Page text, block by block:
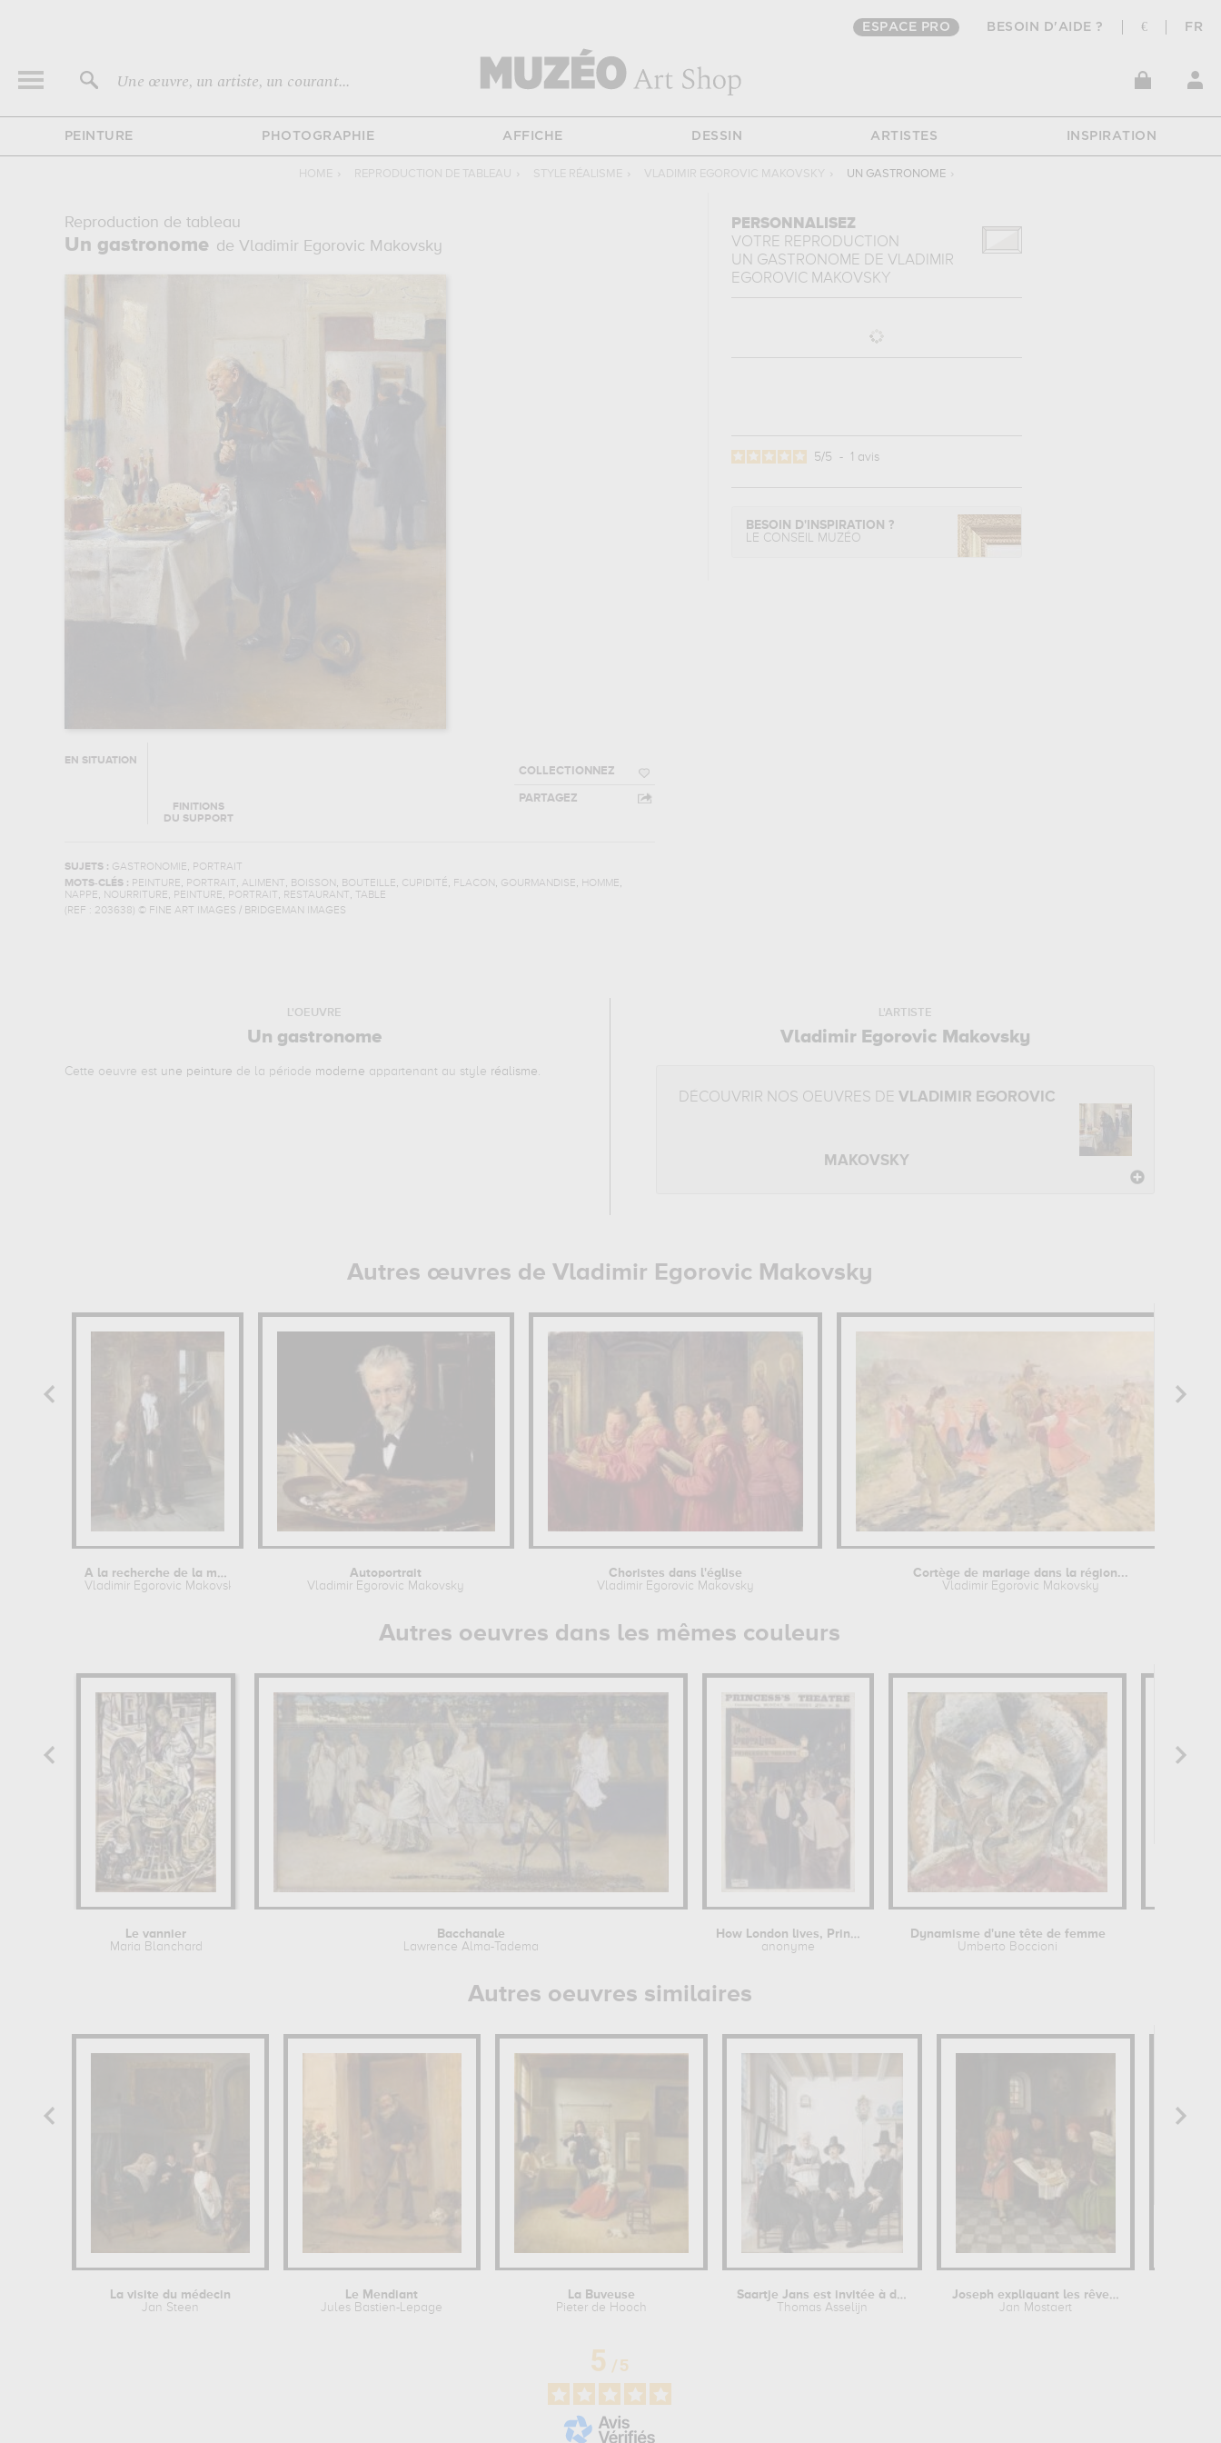
ESPACE PRO BESOIN D'AIDE ? € FR
Une œuvre, un artiste, un courant...
PEINTURE PHOTOGRAPHIE AFFICHE DESSIN ARTISTES INSPIRATION
HOME › REPRODUCTION DE TABLEAU › STYLE RÉALISME › VLADIMIR EGOROVIC MAKOVSKY › UN GASTRONOME ›
Reproduction de tableau
Un gastronome de Vladimir Egorovic Makovsky
EN SITUATION
FINITIONS
DU SUPPORT
COLLECTIONNEZ
PARTAGEZ
SUJETS : GASTRONOMIE, PORTRAIT
MOTS-CLÉS : PEINTURE, PORTRAIT, ALIMENT, BOISSON, BOUTEILLE, CUPIDITÉ, FLACON, GOURMANDISE, HOMME,
NAPPE, NOURRITURE, PEINTURE, PORTRAIT, RESTAURANT, TABLE
(REF : 203638) © FINE ART IMAGES / BRIDGEMAN IMAGES
PERSONNALISEZ
VOTRE REPRODUCTION
UN GASTRONOME DE VLADIMIR
EGOROVIC MAKOVSKY
5/5 - 1 avis
BESOIN D'INSPIRATION ?
LE CONSEIL MUZÉO
L'OEUVRE
Un gastronome
Cette oeuvre est une peinture de la période moderne appartenant au style réalisme.
L'ARTISTE
Vladimir Egorovic Makovsky
DÉCOUVRIR NOS OEUVRES DE VLADIMIR EGOROVIC
MAKOVSKY
Autres œuvres de Vladimir Egorovic Makovsky
A la recherche de la médecine
Vladimir Egorovic Makovsky
Autoportrait
Vladimir Egorovic Makovsky
Choristes dans l'église
Vladimir Egorovic Makovsky
Cortège de mariage dans la région...
Vladimir Egorovic Makovsky
Autres oeuvres dans les mêmes couleurs
Le vannier
Maria Blanchard
Bacchanale
Lawrence Alma-Tadema
How London lives, Princess's Theatre
anonyme
Dynamisme d'une tête de femme
Umberto Boccioni
Autres oeuvres similaires
La visite du médecin
Jan Steen
Le Mendiant
Jules Bastien-Lepage
La Buveuse
Pieter de Hooch
Saartje Jans est invitée à donner...
Thomas Asselijn
Joseph expliquant les rêves du...
Jan Mostaert
5/5